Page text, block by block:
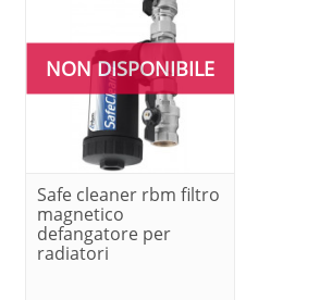
NON DISPONIBILE
Safe cleaner rbm filtro
magnetico
defangatore per
radiatori